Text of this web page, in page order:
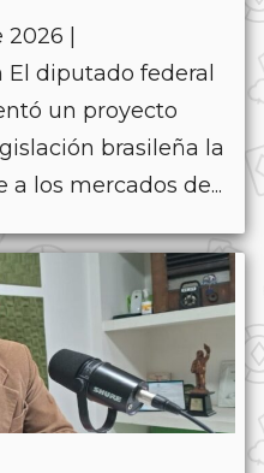
|
diputado federal
un proyecto
brasileña la
los mercados de...